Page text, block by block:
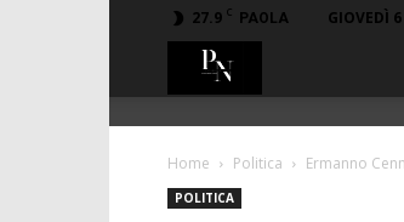
27.9 C PAOLA GIOVEDÌ
Home Politica Ermanno
POLITICA